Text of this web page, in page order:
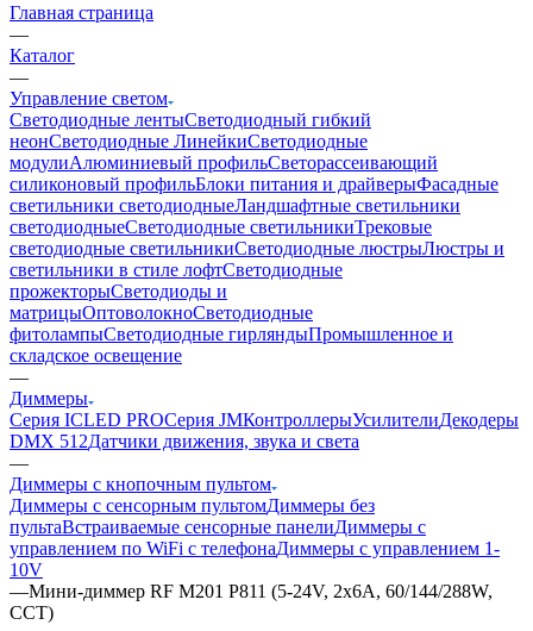
Главная страница
—
Каталог
—
Управление светом
Светодиодные лентыСветодиодный гибкий
неонСветодиодные ЛинейкиСветодиодные
модулиАлюминиевый профильСветорассеивающий
силиконовый профильБлоки питания и драйверыФасадные
светильники светодиодныеЛандшафтные светильники
светодиодныеСветодиодные светильникиТрековые
светодиодные светильникиСветодиодные люстрыЛюстры и
светильники в стиле лофтСветодиодные
прожекторыСветодиоды и
матрицыОптоволокноСветодиодные
фитолампыСветодиодные гирляндыПромышленное и
складское освещение
—
Диммеры
Серия ICLED PROСерия JMКонтроллерыУсилителиДекодеры
DMX 512Датчики движения, звука и света
—
Диммеры с кнопочным пультом
Диммеры с сенсорным пультомДиммеры без
пультаВстраиваемые сенсорные панелиДиммеры с
управлением по WiFi с телефонаДиммеры с управлением 1-
10V
—Мини-диммер RF M201 P811 (5-24V, 2х6А, 60/144/288W,
CCT)